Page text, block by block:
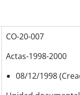
CO-20-007
Actas-1998-2000
08/12/1998